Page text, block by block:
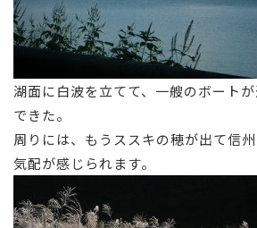
湖面に白波を立てて、一艘のボート
できた。
周りには、もうススキの穂が出て信
気配が感じられます。